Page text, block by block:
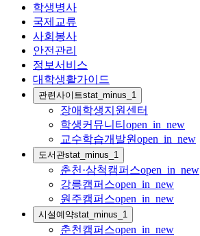
학생병사
국제교류
사회봉사
안전관리
정보서비스
대학생활가이드
관련사이트stat_minus_1
장애학생지원센터
학생커뮤니티 open_in_new
교수학습개발원open_in_new
도서관stat_minus_1
춘천·삼척캠퍼스open_in_new
강릉캠퍼스open_in_new
원주캠퍼스open_in_new
시설예약stat_minus_1
춘천캠퍼스open_in_new